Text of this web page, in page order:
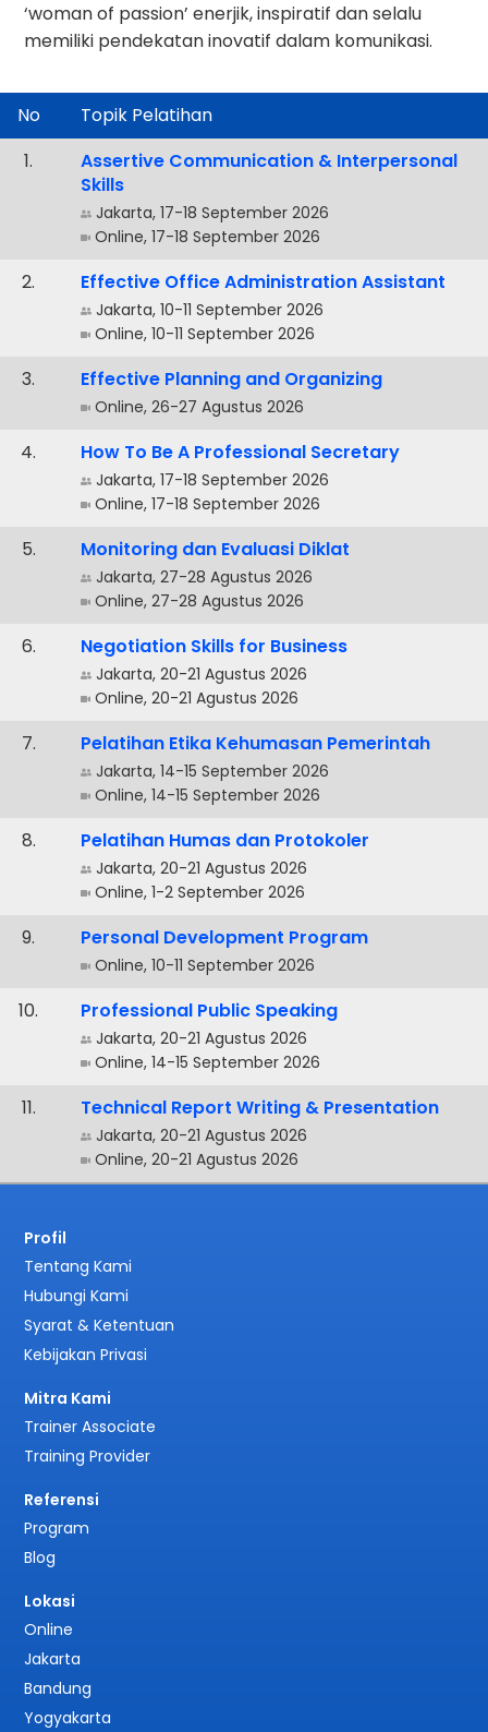
‘woman of passion’ enerjik, inspiratif dan selalu
memiliki pendekatan inovatif dalam komunikasi.
No
Topik Pelatihan
.
Assertive Communication & Interpersonal
Skills
Jakarta, 17-18 September 2026
Online, 17-18 September 2026
. Effective Office Administration Assistant
Jakarta, 10-11 September 2026
Online, 10-11 September 2026
. Effective Planning and Organizing
Online, 26-27 Agustus 2026
. How To Be A Professional Secretary
Jakarta, 17-18 September 2026
Online, 17-18 September 2026
. Monitoring dan Evaluasi Diklat
Jakarta, 27-28 Agustus 2026
Online, 27-28 Agustus 2026
. Negotiation Skills for Business
Jakarta, 20-21 Agustus 2026
Online, 20-21 Agustus 2026
. Pelatihan Etika Kehumasan Pemerintah
Jakarta, 14-15 September 2026
Online, 14-15 September 2026
. Pelatihan Humas dan Protokoler
Jakarta, 20-21 Agustus 2026
Online, 1-2 September 2026
. Personal Development Program
Online, 10-11 September 2026
. Professional Public Speaking
Jakarta, 20-21 Agustus 2026
Online, 14-15 September 2026
. Technical Report Writing & Presentation
Jakarta, 20-21 Agustus 2026
Online, 20-21 Agustus 2026
Profil
Tentang Kami
Hubungi Kami
Syarat & Ketentuan
Kebijakan Privasi
Mitra Kami
Trainer Associate
Training Provider
Referensi
Program
Blog
Lokasi
Online
Jakarta
Bandung
Yogyakarta